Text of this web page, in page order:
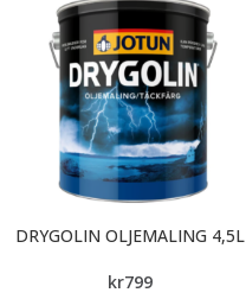
DRYGOLIN OLJEMALING 4,5L
kr799